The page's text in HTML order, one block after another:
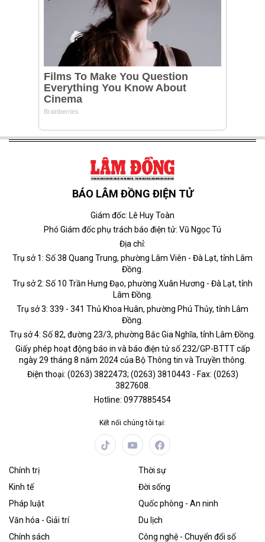
BÁO LÂM ĐỒNG ĐIỆN TỬ
Giám đốc: Lê Huy Toàn
Phó Giám đốc phụ trách báo điện tử: Vũ Ngọc Tú
Địa chỉ:
Trụ sở 1: Số 38 Quang Trung, phường Lâm Viên - Đà Lạt, tỉnh Lâm
Đồng.
Trụ sở 2: Số 10 Trần Hưng Đạo, phường Xuân Hương - Đà Lạt, tỉnh
Lâm Đồng.
Trụ sở 3: 339 - 341 Thủ Khoa Huân, phường Phú Thủy, tỉnh Lâm
Đồng.
Trụ sở 4: Số 82, đường 23/3, phường Bắc Gia Nghĩa, tỉnh Lâm Đồng.
Giấy phép hoạt động báo in và báo điện tử số 232/GP-BTTT cấp
ngày 29 tháng 8 năm 2024 của Bộ Thông tin và Truyền thông.
Điện thoại: (0263) 3822473; (0263) 3810443 - Fax: (0263)
3827608.
Hotline: 0977885454
Kết nối chúng tôi tại:
Chính trị
Thời sự
Kinh tế
Đời sống
Pháp luật
Quốc phòng - An ninh
Văn hóa - Giải trí
Du lịch
Chính sách
Công nghệ - Chuyển đổi số